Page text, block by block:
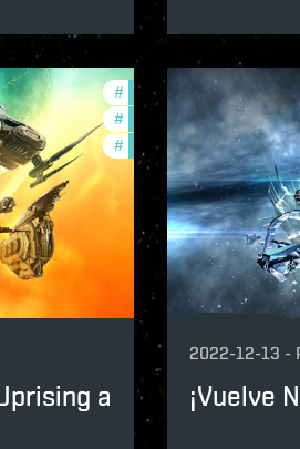
# development-updates
#
# future-updates
a
2022-12-13 -
¡Vuelve